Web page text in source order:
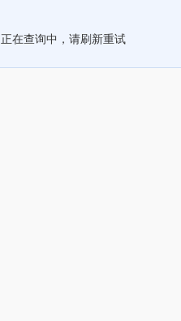
正在查询中，请刷新重试